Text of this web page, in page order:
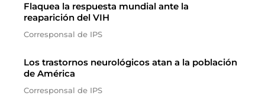
Flaquea la respuesta mundial ante la
reaparición del VIH
Corresponsal de IPS
Los trastornos neurológicos atan a la población
de América
Corresponsal de IPS